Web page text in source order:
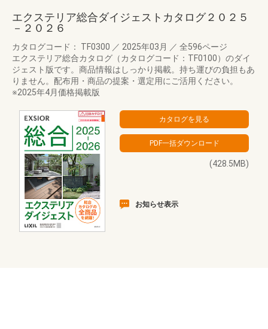
エクステリア総合ダイジェストカタログ２０２５
－２０２６
カタログコード： TF0300 ／ 2025年03月 ／ 全596ページ
エクステリア総合カタログ（カタログコード：TF0100）のダイ
ジェスト版です。商品情報はしっかり掲載。持ち運びの負担もあ
りません。配布用・商品の提案・選定用にご活用ください。
※2025年4月価格掲載版
(428.5MB)
お知らせ表示